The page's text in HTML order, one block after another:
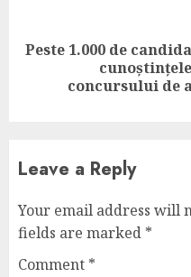
Next
Peste 1.000 de
concursului de
Leave a Reply
Your email address will
fields are marked *
Comment *